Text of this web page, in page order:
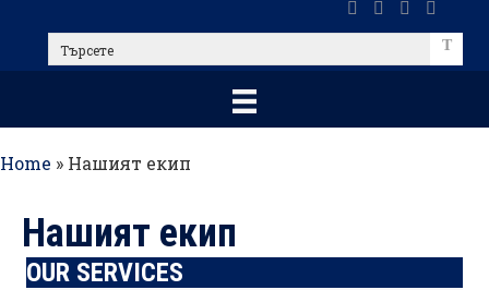
Търсете
Home » Нашият екип
Нашият екип
OUR SERVICES